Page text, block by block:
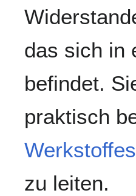
das sich in
befindet.
praktisch
Werkstoffes
zu leiten.